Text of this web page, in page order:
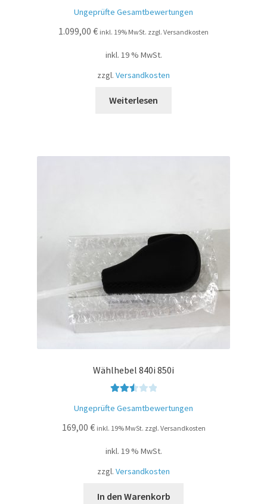
tet mit
2.51
Ungeprüfte Gesamtbewertungen
1.099,00 € inkl. 19% MwSt. zzgl. Versandkosten
inkl. 19 % MwSt.
zzgl. Versandkosten
Weiterlesen
Wählhebel 840i 850i
tet mit
2.54
Ungeprüfte Gesamtbewertungen
169,00 € inkl. 19% MwSt. zzgl. Versandkosten
inkl. 19 % MwSt.
zzgl. Versandkosten
In den Warenkorb